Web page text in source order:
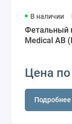
В наличии
Фетальный
Medical AB
Цена
Подробнее